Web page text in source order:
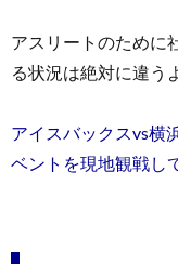
アスリートのために
る状況は絶対に違う
アイスバックスvs横
ベントを現地観戦し